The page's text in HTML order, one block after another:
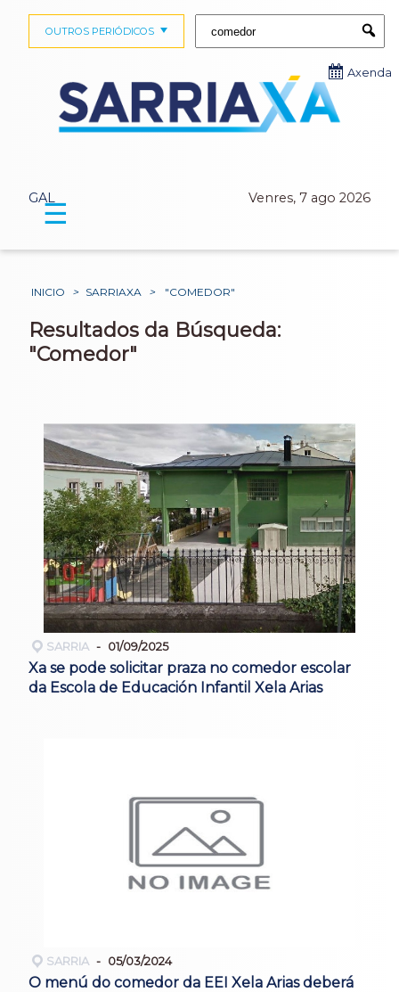
GAL Venres, 7 ago 2026
OUTROS PERIÓDICOS
Axenda
☰
INICIO > SARRIAXA > "COMEDOR"
Resultados da Búsqueda:
"Comedor"
SARRIA 01/09/2025
Xa se pode solicitar praza no comedor escolar
da Escola de Educación Infantil Xela Arias
SARRIA 05/03/2024
O menú do comedor da EEI Xela Arias deberá